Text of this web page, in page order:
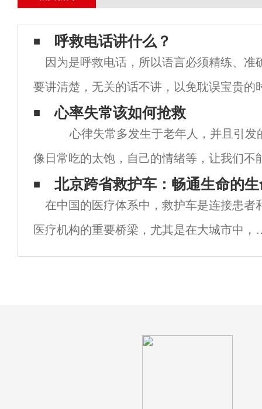
呼救电话讲什么？
因为是呼救电话，所以语言必须精练、准
要讲清楚，无关的话不讲，以免耽误宝贵的
般要讲请以下几点：(1) 病人的姓名、性别
最危急的状况，如神志不清、昏倒在地、
心率失常该如何抢救
心律失常多发生于老年人，并且引发
像日常吃的太饱，自己的情绪等，让我们不
律失常的病情，所以日常生湖中我们除了细
北京跨省救护车：畅通生命的
在中国的医疗体系中，救护车是连接患者
医疗机构的重要桥梁，尤其是在大城市中，
速而有效的医疗救助至关重要。随着社会的